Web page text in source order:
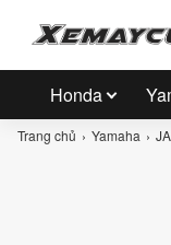
Honda
Trang chủ Yamaha